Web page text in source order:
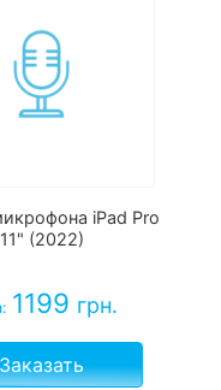
iPad Pro
11" (2022)
1199 грн.
Заказать